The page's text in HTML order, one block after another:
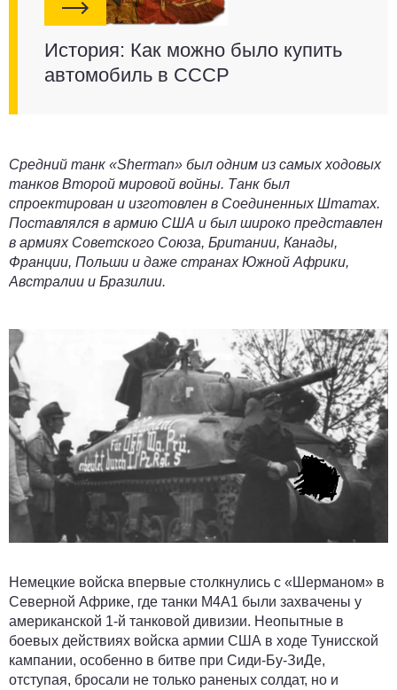
История: Как можно было купить
автомобиль в СССР
Средний танк «Sherman» был одним из самых ходовых
танков Второй мировой войны. Танк был
спроектирован и изготовлен в Соединенных Штатах.
Поставлялся в армию США и был широко представлен
в армиях Советского Союза, Британии, Канады,
Франции, Польши и даже странах Южной Африки,
Австралии и Бразилии.
Немецкие войска впервые столкнулись с «Шерманом» в
Северной Африке, где танки М4А1 были захвачены у
американской 1-й танковой дивизии. Неопытные в
боевых действиях войска армии США в ходе Тунисской
кампании, особенно в битве при Сиди-Бу-ЗиДе,
отступая, бросали не только раненых солдат, но и